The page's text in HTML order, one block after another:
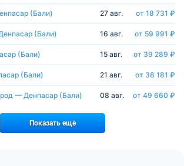
(Бали) 27 авг. от 18 731 ₽
(Бали) 16 авг. от 59 991 ₽
(Бали) 15 авг. от 39 289 ₽
(Бали) 21 авг. от 38 181 ₽
— Денпасар (Бали) 08 авг. от 49 660 ₽
Показать ещё